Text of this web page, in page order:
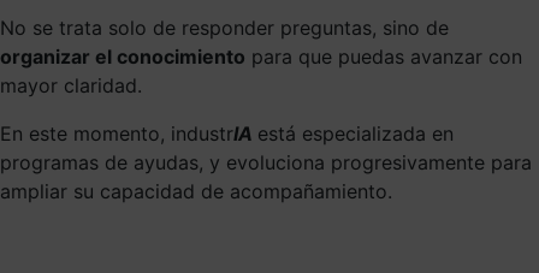
No se trata solo de responder preguntas, sino de
organizar el conocimiento para que puedas avanzar con
mayor claridad.
En este momento, industrIA está especializada en
programas de ayudas, y evoluciona progresivamente para
ampliar su capacidad de acompañamiento.